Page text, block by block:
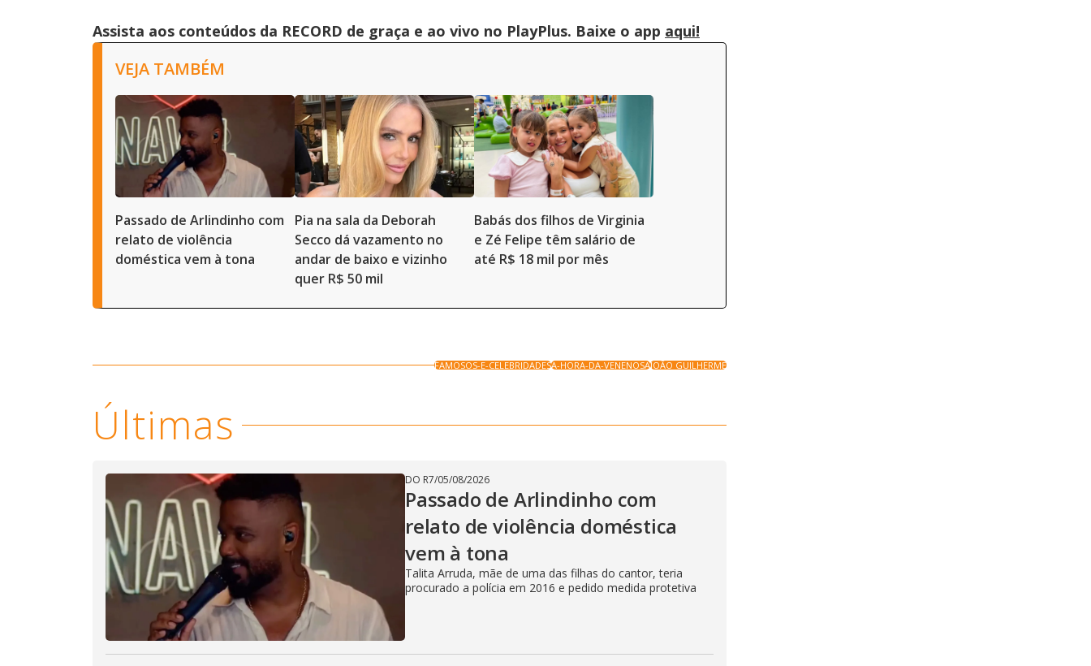
Assista aos conteúdos da RECORD de graça e ao vivo no PlayPlus. Baixe o app aqui!
VEJA TAMBÉM
Passado de Arlindinho com
relato de violência
doméstica vem à tona
Pia na sala da Deborah
Secco dá vazamento no
andar de baixo e vizinho
quer R$ 50 mil
Babás dos filhos de Virginia
e Zé Felipe têm salário de
até R$ 18 mil por mês
FAMOSOS-E-CELEBRIDADESA-HORA-DA-VENENOSAJOÃO GUILHERME
Últimas
DO R7/05/08/2026
Passado de Arlindinho com
relato de violência doméstica
vem à tona
Talita Arruda, mãe de uma das filhas do cantor, teria
procurado a polícia em 2016 e pedido medida protetiva